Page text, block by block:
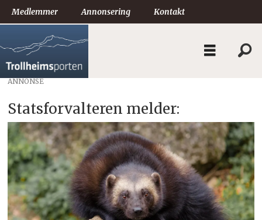
Medlemmer Annonsering Kontakt
ANNONSE
Statsforvalteren melder: